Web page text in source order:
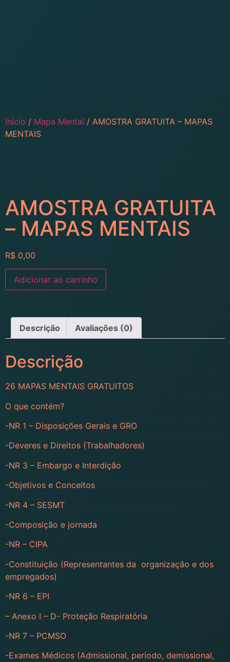
Início / Mapa Mental / AMOSTRA GRATUITA – MAPAS
MENTAIS
AMOSTRA GRATUITA
– MAPAS MENTAIS
R$ 0,00
Adicionar ao carrinho
Descrição Avaliações (0)
Descrição
26 MAPAS MENTAIS GRATUITOS
O que contém?
-NR 1 – Disposições Gerais e GRO
-Deveres e Direitos (Trabalhadores)
-NR 3 – Embargo e Interdição
-Objetivos e Conceitos
-NR 4 – SESMT
-Composição e jornada
-NR – CIPA
-Constituição (Representantes da organização e dos
empregados)
-NR 6 – EPI
– Anexo I – D- Proteção Respiratória
-NR 7 – PCMSO
-Exames Médicos (Admissional, período, demissional,